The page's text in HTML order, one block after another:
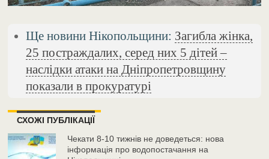
Ще новини Нікопольщини: Загибла жінка,
25 постраждалих, серед них 5 дітей –
наслідки атаки на Дніпропетровщину
показали в прокуратурі
СХОЖІ ПУБЛІКАЦІЇ
Чекати 8-10 тижнів не доведеться: нова
інформація про водопостачання на